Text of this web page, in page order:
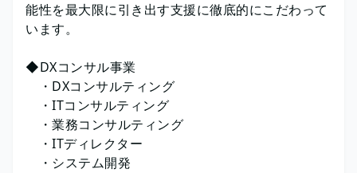
能性を最大限に引き出す支援に徹底的にこだわって
います。
◆DXコンサル事業
・DXコンサルティング
・ITコンサルティング
・業務コンサルティング
・ITディレクター
・システム開発